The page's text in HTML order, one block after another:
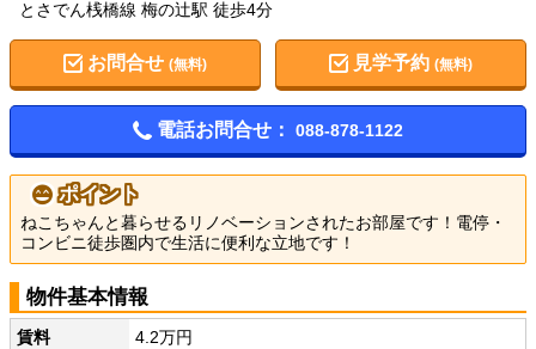
とさでん桟橋線 梅の辻駅 徒歩4分
お問合せ (無料) 見学予約(無料)
電話お問合せ： 088-878-1122
ポイント
ねこちゃんと暮らせるリノベーションされたお部屋です！電停・
コンビニ徒歩圏内で生活に便利な立地です！
物件基本情報
賃料
4.2万円